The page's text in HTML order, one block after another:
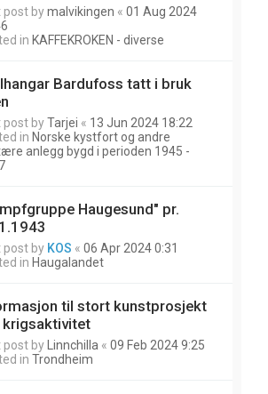
post bymalvikingen « 01 Aug 2024
in KAFFEKROKEN - diverse
Bardufoss tatt i bruk
post byTarjei « 13 Jun 2024 18:22
in Norske kystfort og andre
anlegg bygd i perioden 1945 -
Haugesund" pr.
post by KOS « 06 Apr 2024 0:31
in Haugalandet
til stort kunstprosjekt
krigsaktivitet
post by Linnchilla « 09 Feb 2024 9:25
in Trondheim